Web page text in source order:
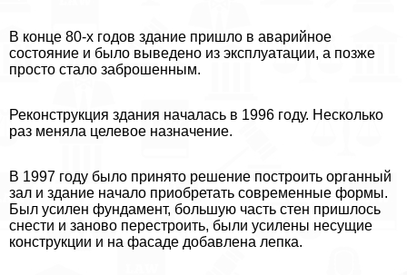
В конце 80-х годов здание пришло в аварийное
состояние и было выведено из эксплуатации, а позже
просто стало заброшенным.
Реконструкция здания началась в 1996 году. Несколько
раз меняла целевое назначение.
В 1997 году было принято решение построить органный
зал и здание начало приобретать современные формы.
Был усилен фундамент, большую часть стен пришлось
снести и заново перестроить, были усилены несущие
конструкции и на фасаде добавлена лепка.